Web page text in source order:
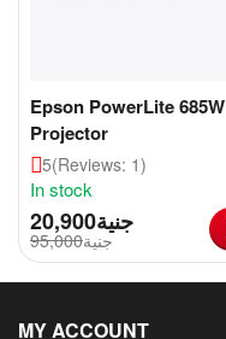
Epson PowerLite 685W
Projector
5(Reviews: 1)
In stock
جنية20,900
جنية95,000
MY ACCOUNT